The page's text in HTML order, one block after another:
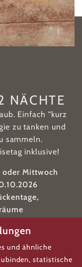
und ähnliche
statistische
NÄCHTE
Einfach "kurz
zu tanken und
sammeln.
inklusive!
oder Mittwoch
ab € 292,-